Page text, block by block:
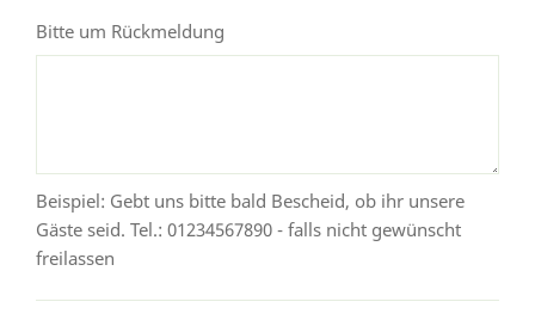
Bitte um Rückmeldung
Beispiel: Gebt uns bitte bald Bescheid, ob ihr unsere
Gäste seid. Tel.: 01234567890 - falls nicht gewünscht
freilassen